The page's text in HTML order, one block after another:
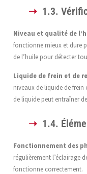
1.3.
Niveau et qualité de
fonctionne mieux et dure
de l’huile pour détecter
Liquide de frein et de
niveaux de liquide de
de liquide peut entraîner
1.4.
Fonctionnement des
régulièrement l’éclairage
fonctionne correctement.